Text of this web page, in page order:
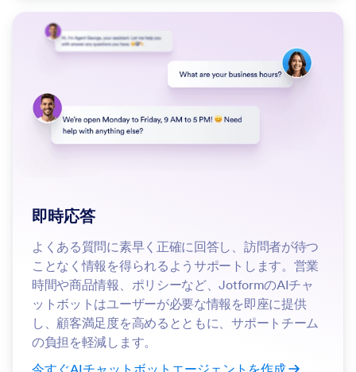
即時応答
よくある質問に素早く正確に回答し、訪問者が待つ
ことなく情報を得られるようサポートします。営業
時間や商品情報、ポリシーなど、JotformのAIチャ
ットボットはユーザーが必要な情報を即座に提供
し、顧客満足度を高めるとともに、サポートチーム
の負担を軽減します。